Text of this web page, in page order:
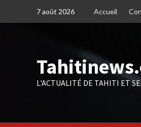
7 août 2026 Accueil
L'ACTUALITÉ DE TAHITI ET